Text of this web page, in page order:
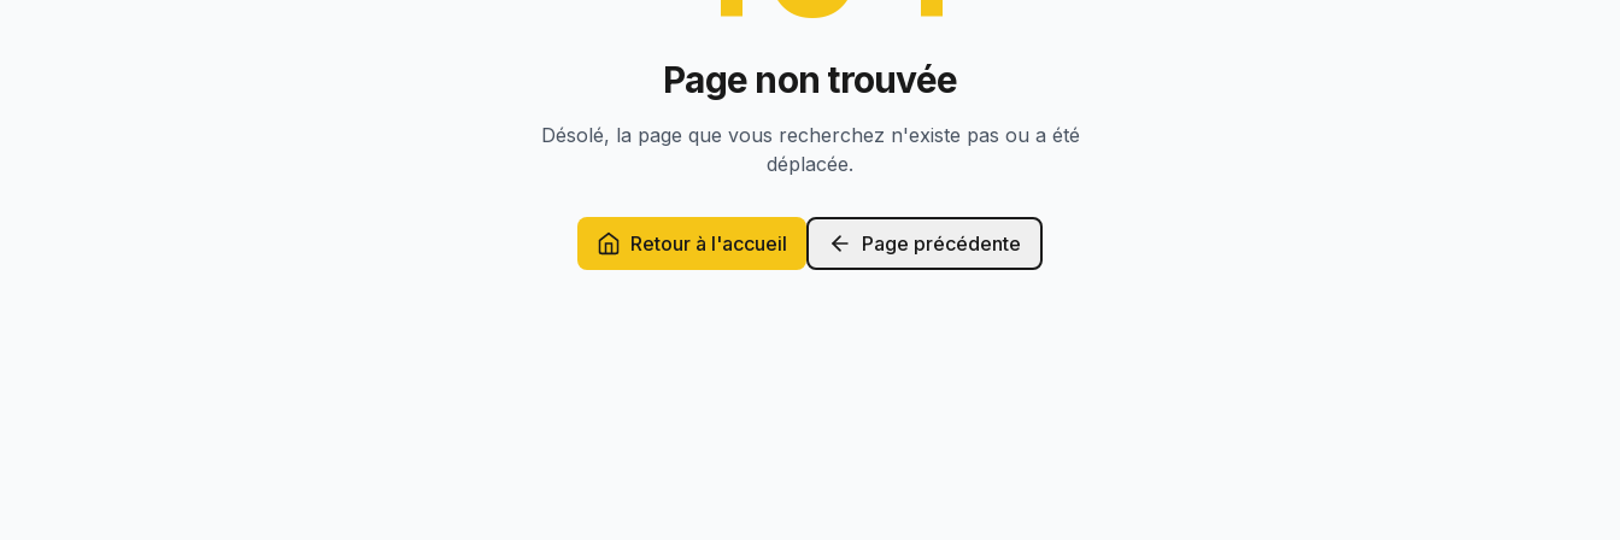
Page non trouvée
Désolé, la page que vous recherchez n'existe pas ou a été
déplacée.
Retour à l'accueil Page précédente